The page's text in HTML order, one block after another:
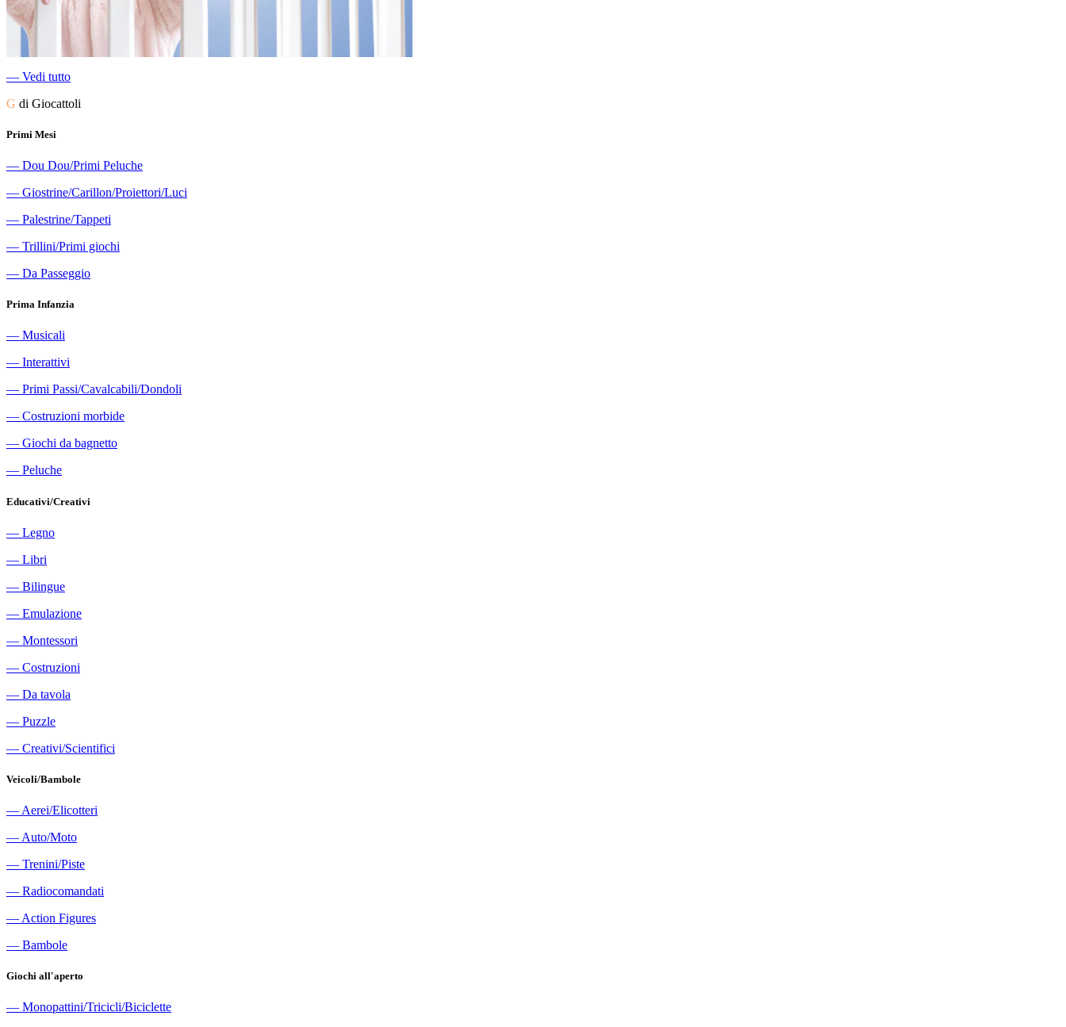
― Vedi tutto
G di Giocattoli
Primi Mesi
― Dou Dou/Primi Peluche
― Giostrine/Carillon/Proiettori/Luci
― Palestrine/Tappeti
― Trillini/Primi giochi
― Da Passeggio
Prima Infanzia
― Musicali
― Interattivi
― Primi Passi/Cavalcabili/Dondoli
― Costruzioni morbide
― Giochi da bagnetto
― Peluche
Educativi/Creativi
― Legno
― Libri
― Bilingue
― Emulazione
― Montessori
― Costruzioni
― Da tavola
― Puzzle
― Creativi/Scientifici
Veicoli/Bambole
― Aerei/Elicotteri
― Auto/Moto
― Trenini/Piste
― Radiocomandati
― Action Figures
― Bambole
Giochi all'aperto
― Monopattini/Tricicli/Biciclette